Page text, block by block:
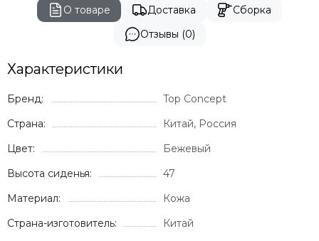
О товаре Доставка
Сборка
Отзывы (0)
Характеристики
Бренд:
Top Concept
Страна:
Китай, Россия
Цвет:
Бежевый
Высота сиденья:
47
Материал:
Кожа
Страна-изготовитель:
Китай